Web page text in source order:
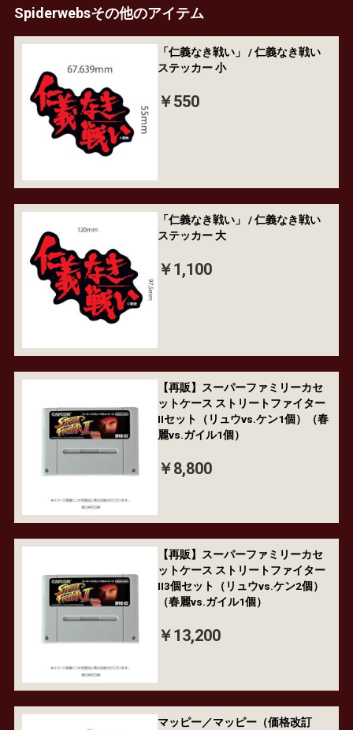
Spiderwebsその他のアイテム
「仁義なき戦い」 / 仁義なき戦い
ステッカー 小
￥550
「仁義なき戦い」 / 仁義なき戦い
ステッカー 大
￥1,100
【再販】スーパーファミリーカセ
ットケース ストリートファイター
IIセット（リュウvs.ケン1個）（春
麗vs.ガイル1個）
￥8,800
【再販】スーパーファミリーカセ
ットケース ストリートファイター
II3個セット（リュウvs.ケン2個）
（春麗vs.ガイル1個）
￥13,200
マッピー／マッピー（価格改訂